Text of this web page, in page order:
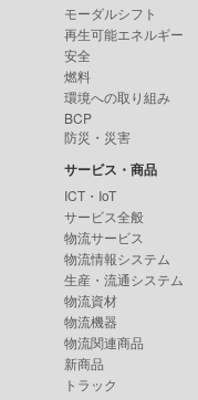
モーダルシフト
再生可能エネルギー
安全
燃料
環境への取り組み
BCP
防災・災害
サービス・商品
ICT・IoT
サービス全般
物流サービス
物流情報システム
生産・流通システム
物流資材
物流機器
物流関連商品
新商品
トラック